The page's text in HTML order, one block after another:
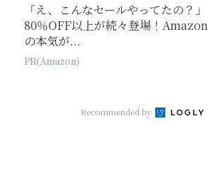
「え、こんなセールやってたの？」
80％OFF以上が続々登場！Amazon
の本気が...
PR(Amazon)
Recommended by